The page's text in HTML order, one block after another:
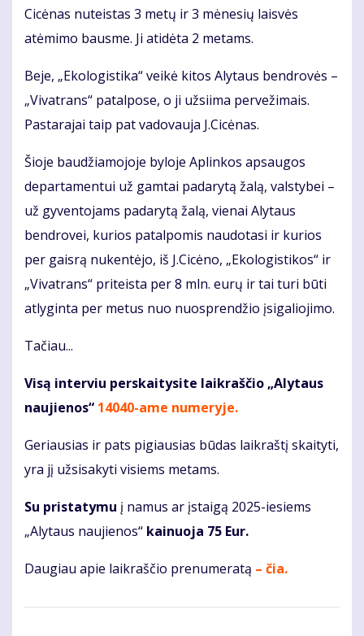
Cicėnas nuteistas 3 metų ir 3 mėnesių laisvės
atėmimo bausme. Ji atidėta 2 metams.
Beje, „Ekologistika“ veikė kitos Alytaus bendrovės –
„Vivatrans“ patalpose, o ji užsiima pervežimais.
Pastarajai taip pat vadovauja J.Cicėnas.
Šioje baudžiamojoje byloje Aplinkos apsaugos
departamentui už gamtai padarytą žalą, valstybei –
už gyventojams padarytą žalą, vienai Alytaus
bendrovei, kurios patalpomis naudotasi ir kurios
per gaisrą nukentėjo, iš J.Cicėno, „Ekologistikos“ ir
„Vivatrans“ priteista per 8 mln. eurų ir tai turi būti
atlyginta per metus nuo nuosprendžio įsigaliojimo.
Tačiau...
Visą interviu perskaitysite laikraščio „Alytaus
naujienos“ 14040-ame numeryje.
Geriausias ir pats pigiausias būdas laikraštį skaityti,
yra jį užsisakyti visiems metams.
Su pristatymu į namus ar įstaigą 2025-iesiems
„Alytaus naujienos“ kainuoja 75 Eur.
Daugiau apie laikraščio prenumeratą – čia.